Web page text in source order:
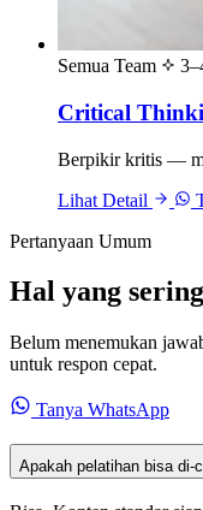
Semua Team
Critical
Berpikir kritis —
Lihat Detail
Pertanyaan Umum
Hal yang
Belum menemukan
untuk respon cepat.
Tanya WhatsApp
Apakah pelatihan bisa di-